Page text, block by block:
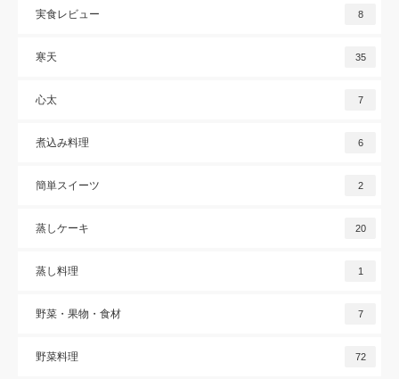
実食レビュー 8
寒天 35
心太 7
煮込み料理 6
簡単スイーツ 2
蒸しケーキ 20
蒸し料理 1
野菜・果物・食材 7
野菜料理 72